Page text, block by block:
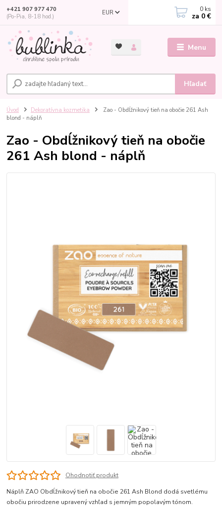
Menu
EUR
Hľadať
+421 907 977 470
(Po-Pia, 8-18 hod.)
0 ks
za 0 €
Úvod Dekoratívna kozmetika
Zao - Obdĺžnikový tieň na obočie 261 Ash
blond - náplň
Zao - Obdĺžnikový tieň na obočie
261 Ash blond - náplň
Ohodnotiť produkt
Náplň ZAO Obdĺžnikový tieň na obočie 261 Ash Blond dodá svetlému
obočiu prirodzene upravený vzhľad s jemným popolavým tónom.